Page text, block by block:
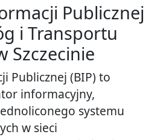
Publicznej
i Transportu
Szczecinie
Publicznej (BIP) to
informacyjny,
systemu
w sieci